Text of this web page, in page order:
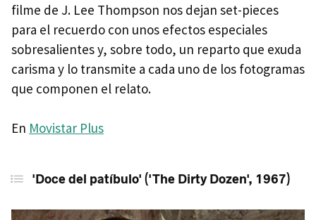
filme de J. Lee Thompson nos dejan set-pieces
para el recuerdo con unos efectos especiales
sobresalientes y, sobre todo, un reparto que exuda
carisma y lo transmite a cada uno de los fotogramas
que componen el relato.
En Movistar Plus
'Doce del patíbulo' ('The Dirty Dozen', 1967)